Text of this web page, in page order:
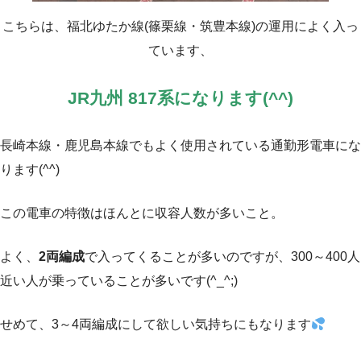
こちらは、福北ゆたか線(篠栗線・筑豊本線)の運用によく入っ
ています、
JR九州 817系になります(^^)
長崎本線・鹿児島本線でもよく使用されている通勤形電車にな
ります(^^)
この電車の特徴はほんとに収容人数が多いこと。
よく、 2両編成で入ってくることが多いのですが、300～400人
近い人が乗っていることが多いです(^_^;)
せめて、3～4両編成にして欲しい気持ちにもなります